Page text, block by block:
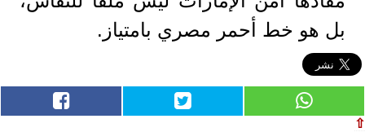
بل هو خط أحمر مصري بامتياز.
⇧